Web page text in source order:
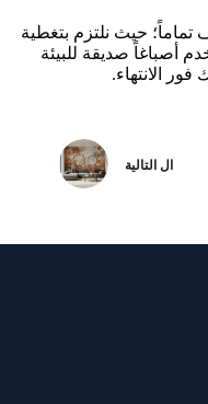
حيث نلتزم بتغطية
أصباغاً صديقة للبيئة
الانتهاء.
ال التالية